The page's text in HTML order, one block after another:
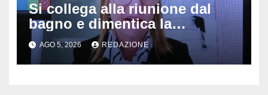
Si collega alla riunione dal
bagno e dimentica la
telecamera accesa: tutti
vedono il bucato, il video
diventa virale
AGO 5, 2026 REDAZIONE